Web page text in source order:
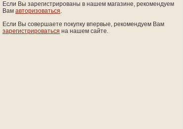
Если Вы зарегистрированы в нашем магазине, рекомендуем
Вам авторизоваться.
Если Вы совершаете покупку впервые, рекомендуем Вам
зарегистрироваться на нашем сайте.